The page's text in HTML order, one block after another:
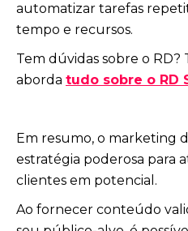
automatizar tarefas
tempo e recursos.
Tem dúvidas sobre o
aborda tudo sobre o RD
Em resumo, o marketing
estratégia poderosa para
clientes em potencial.
Ao fornecer conteúdo